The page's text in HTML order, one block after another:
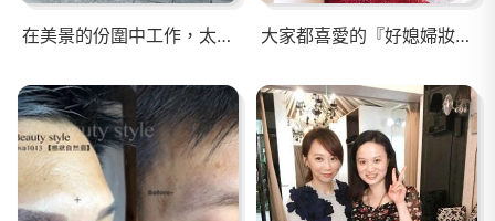
在美景的份圍中工作，太幸福了！！ 謝謝甜美的上海新娘與帥氣十足的美國新郎！！ 「海外婚紗·側拍花絮」 大家都喜愛的『好媳婦妝容』。 Make up & Hair style / #diva Chang